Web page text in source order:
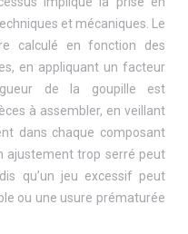
et mécaniques. Le
calculé en fonction des
en appliquant un facteur
de la goupille est
à assembler, en veillant
dans chaque composant
ajustement trop serré peut
qu’un jeu excessif peut
ou une usure prématurée